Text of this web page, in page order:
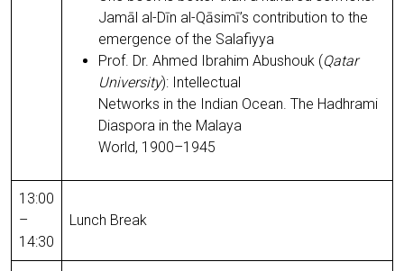
Jamāl al-Dīn al-Qāsimī’s con­tri­bu­ti­on to the
emer­gence of the Salafiyya
Prof. Dr. Ahmed Ibra­him Abus­houk (Qatar
Uni­ver­si­ty): Intellec­tu­al
Net­works in the Indi­an Oce­an. The Hadh­ra­mi
Dia­spo­ra in the Mala­ya
World, 1900–1945
13:00
–
14:30
Lunch Break